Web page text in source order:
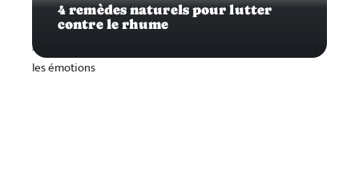
4 remèdes naturels pour lutter
contre le rhume